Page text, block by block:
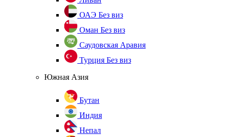
ОАЭ Без виз
Оман Без виз
Саудовская Аравия
Турция Без виз
Южная Азия
Бутан
Индия
Непал